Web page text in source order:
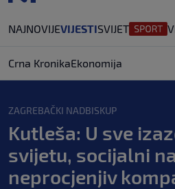
NAJNOVIJEVIJESTISVIJET
Crna KronikaEkonomija
ZAGREBAČKI NADBISKUP
Kutleša: U sve
svijetu, socijalni
neprocjenjiv